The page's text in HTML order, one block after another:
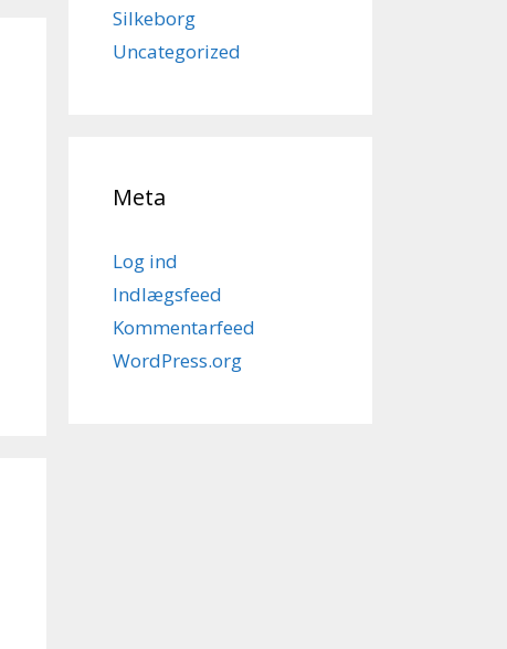
Silkeborg
Uncategorized
Meta
Log ind
Indlægsfeed
Kommentarfeed
WordPress.org